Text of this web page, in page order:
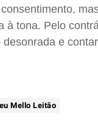
à tona. Pelo
e
Mello Leitão